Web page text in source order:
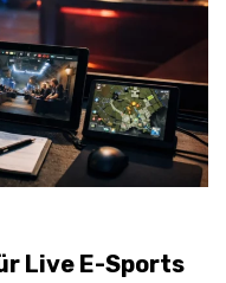
Live E-Sports